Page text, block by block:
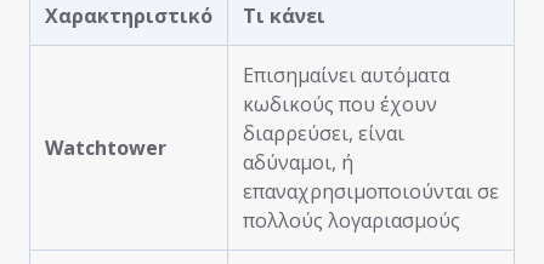
Χαρακτηριστικό Τι κάνει
Watchtower
Επισημαίνει αυτόματα
κωδικούς που έχουν
διαρρεύσει, είναι
αδύναμοι, ή
επαναχρησιμοποιούνται σε
πολλούς λογαριασμούς